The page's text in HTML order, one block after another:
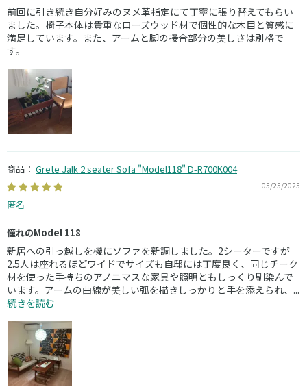
前回に引き続き自分好みのヌメ革指定にて丁寧に張り替えてもらい
ました。椅子本体は貴重なローズウッド材で個性的な木目と質感に
満足しています。また、アームと脚の接合部分の美しさは別格で
す。
Grete Jalk 2 seater Sofa "Model118" D-R700K004
05/25/2025
匿名
憧れのModel 118
新居への引っ越しを機にソファを新調しました。2シーターですが
2.5人は座れるほどワイドでサイズも自邸には丁度良く、同じチーク
材を使った手持ちのアノニマスな家具や照明ともしっくり馴染んで
います。アームの曲線が美しい弧を描きしっかりと手を添えられ、...
続きを読む